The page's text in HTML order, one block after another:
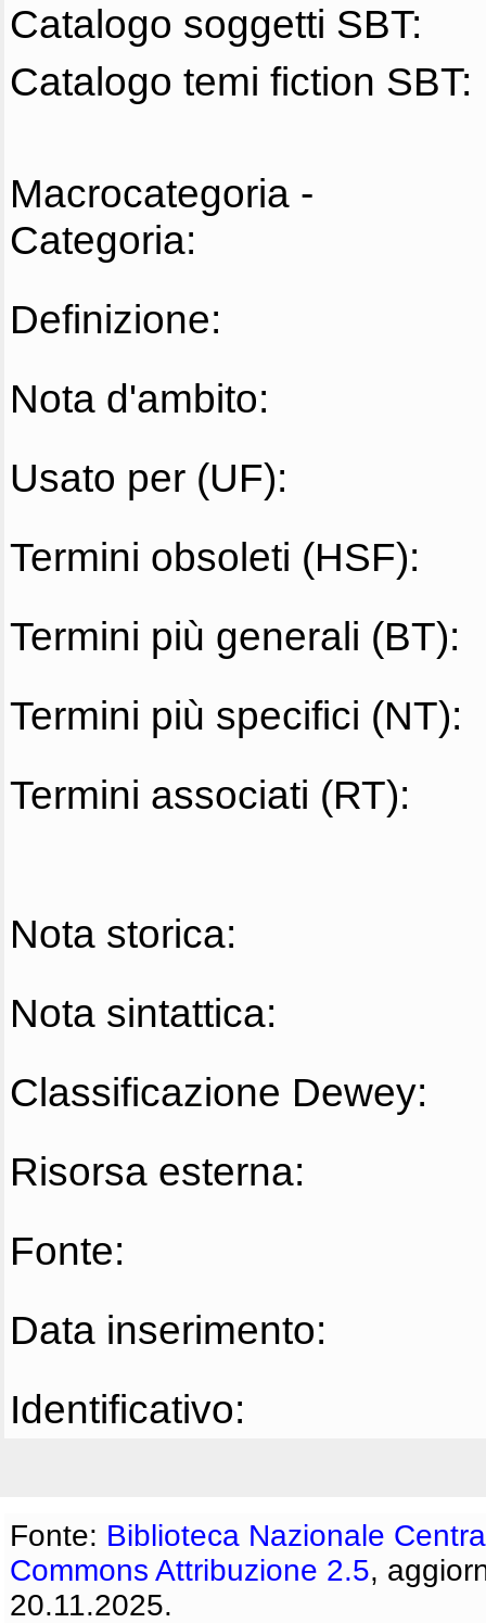
Catalogo soggetti SBT:
Catalogo temi fiction SBT:
Macrocategoria -
Categoria:
Definizione:
Nota d'ambito:
Usato per (UF):
Termini obsoleti (HSF):
Termini più generali (BT):
Termini più specifici (NT):
Termini associati (RT):
Nota storica:
Nota sintattica:
Classificazione Dewey:
Risorsa esterna:
Fonte:
Data inserimento:
Identificativo:
Fonte: Biblioteca Nazionale
Commons Attribuzione 2.5,
20.11.2025.